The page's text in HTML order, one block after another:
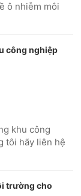
ô nhiễm môi
công nghiệp
khu công
tôi hãy liên hệ
trường cho